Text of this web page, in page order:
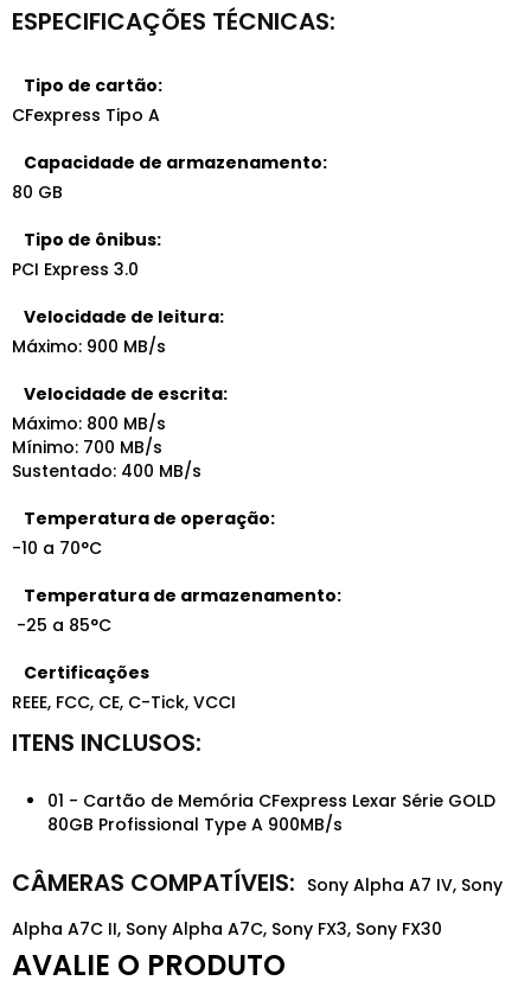
Tipo de cartão:
CFexpress Tipo A
Capacidade de armazenamento:
80 GB
Tipo de ônibus:
PCI Express 3.0
Velocidade de leitura:
Máximo: 900 MB/s
Velocidade de escrita:
Máximo: 800 MB/s
Mínimo: 700 MB/s
Sustentado: 400 MB/s
Temperatura de operação:
-10 a 70°C
Temperatura de armazenamento:
-25 a 85°C
Certificações
REEE, FCC, CE, C-Tick, VCCI
01 - Cartão de Memória CFexpress Lexar Série GOLD
80GB Profissional Type A 900MB/s
Sony Alpha A7 IV, Sony
Alpha A7C II, Sony Alpha A7C, Sony FX3, Sony FX30
AVALIE O PRODUTO